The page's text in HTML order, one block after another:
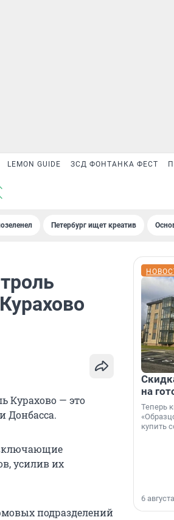
LEMON GUIDE ЗСД ФОНТАНКА ФЕСТ
Петербург ищет креатив
Курахово — это
Донбасса.
усилив их
подразделений
на
Теперь
купить
6